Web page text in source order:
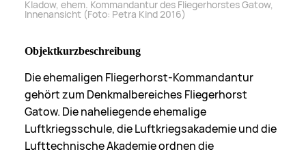
Kladow, ehem. Kommandantur des Fliegerhorstes Gatow,
Innenansicht (Foto: Petra Kind 2016)
Objektkurzbeschreibung
Dieehemaligen Fliegerhorst-Kommandantur
gehört zum Denkmalbereiches Fliegerhorst
Gatow. Die naheliegende ehemalige
Luftkriegsschule, die Luftkriegsakademie und die
Lufttechnische Akademie ordnen die